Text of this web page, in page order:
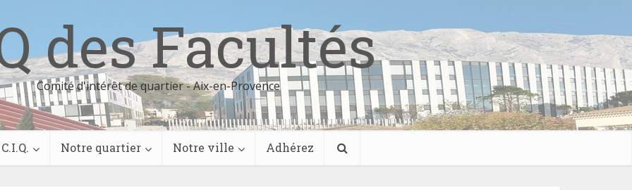
des Facultés
Comité d'intérêt de quartier - Aix-en-Provence
Notre quartier Notre ville Adhérez